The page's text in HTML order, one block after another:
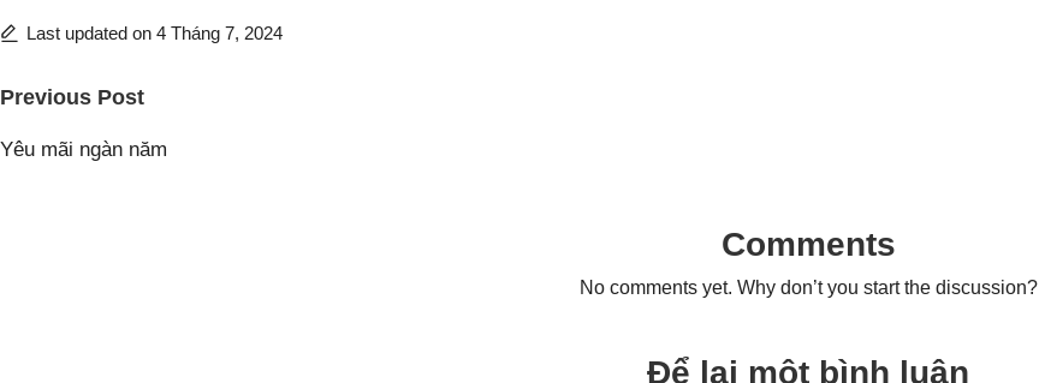
Last updated on 4 Tháng 7, 2024
Post
navigation
Previous Post
Yêu mãi ngàn năm
Comments
No comments yet. Why don’t you start the discussion?
Để lại một bình luận